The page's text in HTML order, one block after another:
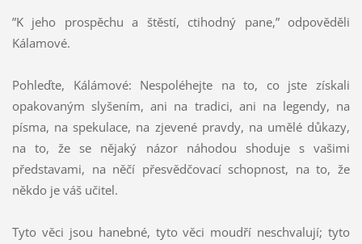
”K jeho prospěchu a štěstí, ctihodný pane,” odpověděli
Kálamové.
Pohleďte, Kálámové: Nespoléhejte na to, co jste získali
opakovaným slyšením, ani na tradici, ani na legendy, na
písma, na spekulace, na zjevené pravdy, na umělé důkazy,
na to, že se nějaký názor náhodou shoduje s vašimi
představami, na něčí přesvědčovací schopnost, na to, že
někdo je váš učitel.
Tyto věci jsou hanebné, tyto věci moudří neschvalují; tyto